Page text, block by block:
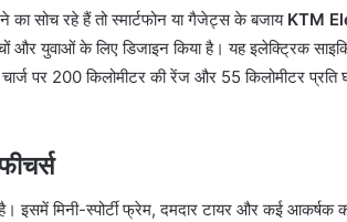
सोच रहे हैं तो स्मार्टफोन या गैजेट्स के बजाय KTM
और युवाओं के लिए डिजाइन किया है। यह इलेक्ट्रिक
पर 200 किलोमीटर की रेंज और 55 किलोमीटर प्रति
इसमें मिनी-स्पोर्टी फ्रेम, दमदार टायर और कई आकर्षक